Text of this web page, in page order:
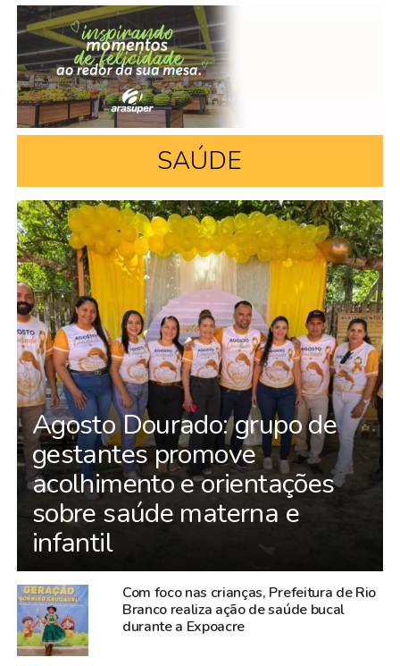
SAÚDE
Agosto Dourado: grupo de
gestantes promove
acolhimento e orientações
sobre saúde materna e
infantil
Com foco nas crianças, Prefeitura de Rio
Branco realiza ação de saúde bucal
durante a Expoacre